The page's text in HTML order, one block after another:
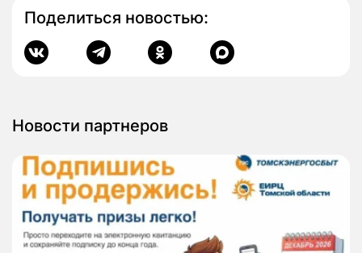
Поделиться новостью:
Новости партнеров